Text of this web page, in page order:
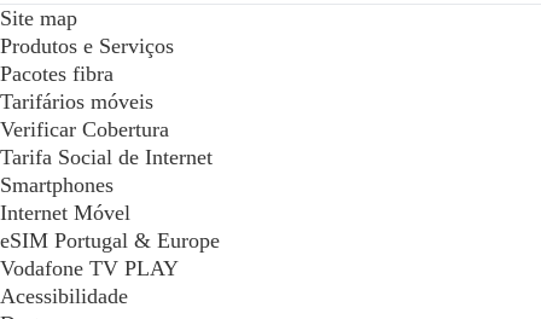
Site map
Produtos e Serviços
Pacotes fibra
Tarifários móveis
Verificar Cobertura
Tarifa Social de Internet
Smartphones
Internet Móvel
eSIM Portugal & Europe
Vodafone TV PLAY
Acessibilidade